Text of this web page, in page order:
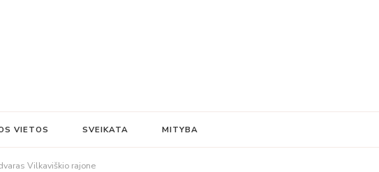
VIETOS SVEIKATA MITYBA
Vilkaviškio rajone